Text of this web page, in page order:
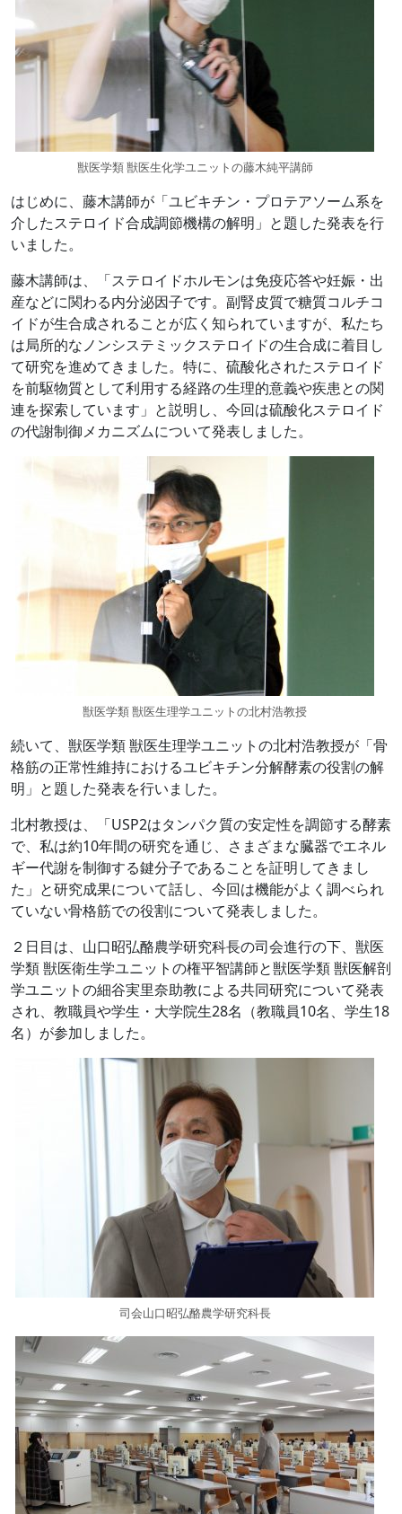
獣医学類 獣医生化学ユニットの藤木純平講師
はじめに、藤木講師が「ユビキチン・プロテアソーム系を
介したステロイド合成調節機構の解明」と題した発表を行
いました。
藤木講師は、「ステロイドホルモンは免疫応答や妊娠・出
産などに関わる内分泌因子です。副腎皮質で糖質コルチコ
イドが生合成されることが広く知られていますが、私たち
は局所的なノンシステミックステロイドの生合成に着目し
て研究を進めてきました。特に、硫酸化されたステロイド
を前駆物質として利用する経路の生理的意義や疾患との関
連を探索しています」と説明し、今回は硫酸化ステロイド
の代謝制御メカニズムについて発表しました。
獣医学類 獣医生理学ユニットの北村浩教授
続いて、獣医学類 獣医生理学ユニットの北村浩教授が「骨
格筋の正常性維持におけるユビキチン分解酵素の役割の解
明」と題した発表を行いました。
北村教授は、「USP2はタンパク質の安定性を調節する酵素
で、私は約10年間の研究を通じ、さまざまな臓器でエネル
ギー代謝を制御する鍵分子であることを証明してきまし
た」と研究成果について話し、今回は機能がよく調べられ
ていない骨格筋での役割について発表しました。
２日目は、山口昭弘酪農学研究科長の司会進行の下、獣医
学類 獣医衛生学ユニットの権平智講師と獣医学類 獣医解剖
学ユニットの細谷実里奈助教による共同研究について発表
され、教職員や学生・大学院生28名（教職員10名、学生18
名）が参加しました。
司会山口昭弘酪農学研究科長